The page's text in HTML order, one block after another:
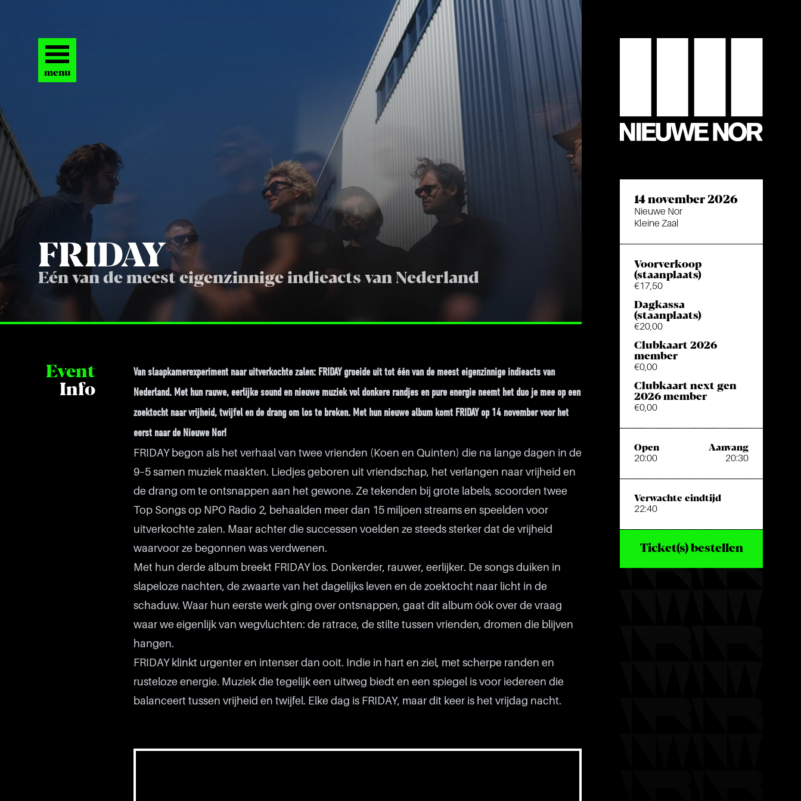
menu
FRI­DAY
Eén van de meest eigenzinnige indieacts van Nederland
Event
Info
Van slaapkamerexperiment naar uitverkochte zalen: FRIDAY groeide uit tot één van de meest eigenzinnige indieacts van
Nederland. Met hun rauwe, eerlijke sound en nieuwe muziek vol donkere randjes en pure energie neemt het duo je mee op een
zoektocht naar vrijheid, twijfel en de drang om los te breken. Met hun nieuwe album komt FRIDAY op 14 november voor het
eerst naar de Nieuwe Nor!
FRIDAY begon als het verhaal van twee vrienden (Koen en Quinten) die na lange dagen in de
9–5 samen muziek maakten. Liedjes geboren uit vriendschap, het verlangen naar vrijheid en
de drang om te ontsnappen aan het gewone. Ze tekenden bij grote labels, scoorden twee
Top Songs op NPO Radio 2, behaalden meer dan 15 miljoen streams en speelden voor
uitverkochte zalen. Maar achter die successen voelden ze steeds sterker dat de vrijheid
waarvoor ze begonnen was verdwenen.
Met hun derde album breekt FRIDAY los. Donkerder, rauwer, eerlijker. De songs duiken in
slapeloze nachten, de zwaarte van het dagelijks leven en de zoektocht naar licht in de
schaduw. Waar hun eerste werk ging over ontsnappen, gaat dit album óók over de vraag
waar we eigenlijk van wegvluchten: de ratrace, de stilte tussen vrienden, dromen die blijven
hangen.
FRIDAY klinkt urgenter en intenser dan ooit. Indie in hart en ziel, met scherpe randen en
rusteloze energie. Muziek die tegelijk een uitweg biedt en een spiegel is voor iedereen die
balanceert tussen vrijheid en twijfel. Elke dag is FRIDAY, maar dit keer is het vrijdag nacht.
14 november 2026
Nieuwe Nor
Kleine Zaal
Voorverkoop
(staanplaats)
€17,50
Dagkassa
(staanplaats)
€20,00
Clubkaart 2026
member
€0,00
Clubkaart next gen
2026 member
€0,00
Open
20:00
Aanvang
20:30
Verwachte eindtijd
22:40
Ticket(s) bestellen